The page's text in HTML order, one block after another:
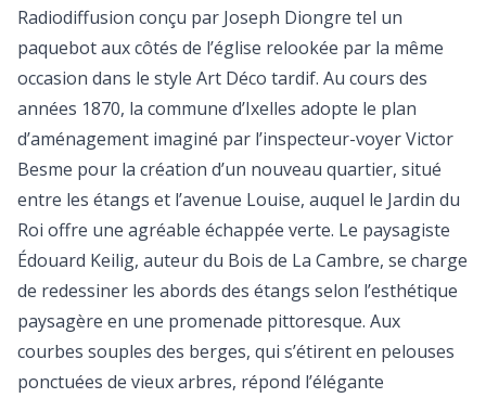
Radiodiffusion conçu par Joseph Diongre tel un
paquebot aux côtés de l’église relookée par la même
occasion dans le style Art Déco tardif. Au cours des
années 1870, la commune d’Ixelles adopte le plan
d’aménagement imaginé par l’inspecteur-voyer Victor
Besme pour la création d’un nouveau quartier, situé
entre les étangs et l’avenue Louise, auquel le Jardin du
Roi offre une agréable échappée verte. Le paysagiste
Édouard Keilig, auteur du Bois de La Cambre, se charge
de redessiner les abords des étangs selon l’esthétique
paysagère en une promenade pittoresque. Aux
courbes souples des berges, qui s’étirent en pelouses
ponctuées de vieux arbres, répond l’élégante